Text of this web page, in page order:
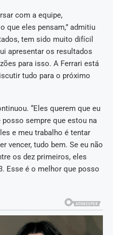
com a equipe,
que eles pensam,” admitiu
tem sido muito difícil
apresentar os resultados
para isso. A Ferrari está
tudo para o próximo
“Eles querem que eu
sempre que estou na
e meu trabalho é tentar
vencer, tudo bem. Se eu não
os dez primeiros, eles
Esse é o melhor que posso